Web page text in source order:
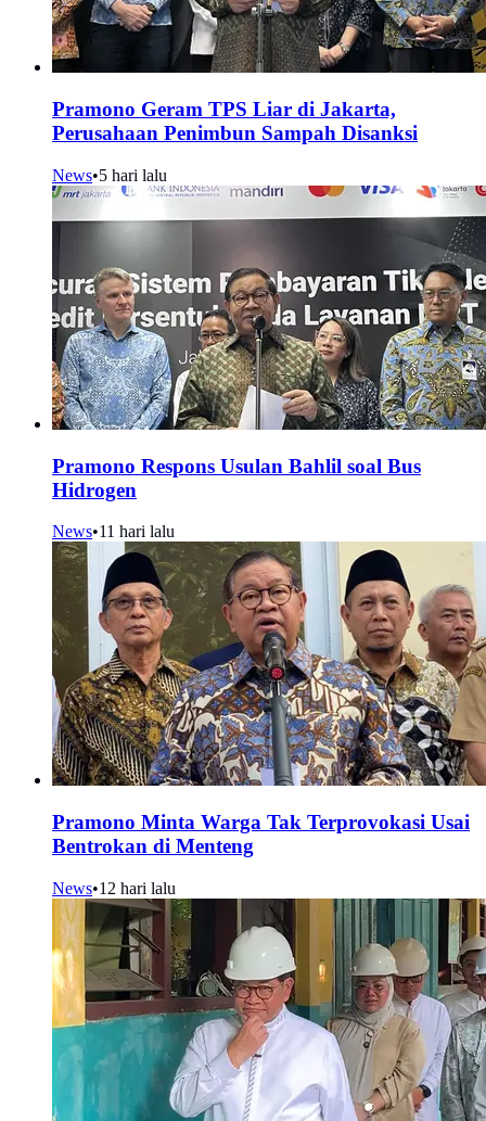
Pramono Geram TPS Liar di Jakarta,
Perusahaan Penimbun Sampah Disanksi
News•5 hari lalu
Pramono Respons Usulan Bahlil soal Bus
Hidrogen
News•11 hari lalu
Pramono Minta Warga Tak Terprovokasi Usai
Bentrokan di Menteng
News•12 hari lalu